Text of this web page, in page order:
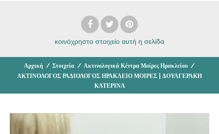
κοινόχρηστο στοιχείο αυτή η σελίδα
Αρχική / Στοιχεία / Ακτινολογικά Κέντρα Μοίρες Ηρακλείου /
ΑΚΤΙΝΟΛΟΓΟΣ ΡΑΔΙΟΛΟΓΟΣ ΗΡΑΚΛΕΙΟ ΜΟΙΡΕΣ | ΔΟΥΛΓΕΡΑΚΗ
ΚΑΤΕΡΙΝΑ